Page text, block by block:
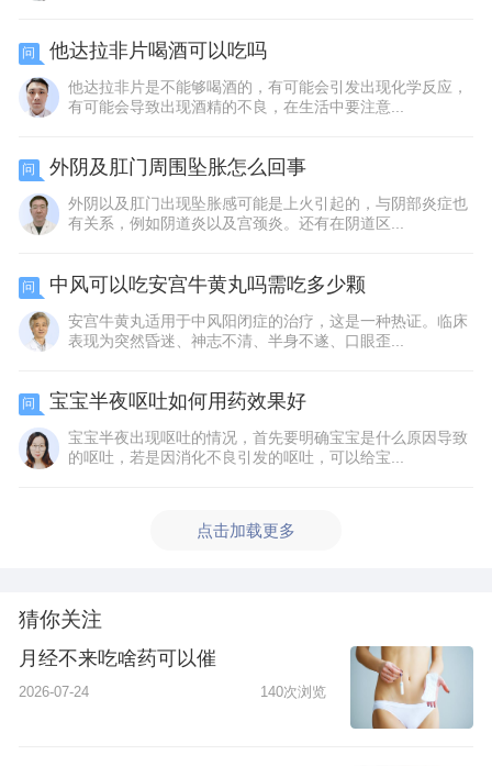
问 他达拉非片喝酒可以吃吗
他达拉非片是不能够喝酒的，有可能会引发出现化学反应，
有可能会导致出现酒精的不良，在生活中要注意...
问 外阴及肛门周围坠胀怎么回事
外阴以及肛门出现坠胀感可能是上火引起的，与阴部炎症也
有关系，例如阴道炎以及宫颈炎。还有在阴道区...
问 中风可以吃安宫牛黄丸吗需吃多少颗
安宫牛黄丸适用于中风阳闭症的治疗，这是一种热证。临床
表现为突然昏迷、神志不清、半身不遂、口眼歪...
问 宝宝半夜呕吐如何用药效果好
宝宝半夜出现呕吐的情况，首先要明确宝宝是什么原因导致
的呕吐，若是因消化不良引发的呕吐，可以给宝...
点击加载更多
猜你关注
月经不来吃啥药可以催
2026-07-24 140次浏览